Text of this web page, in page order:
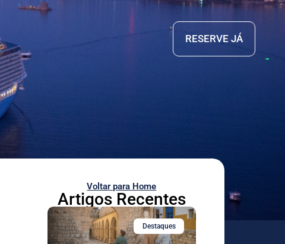
RESERVE JÁ
Voltar para Home
Artigos Recentes
Destaques